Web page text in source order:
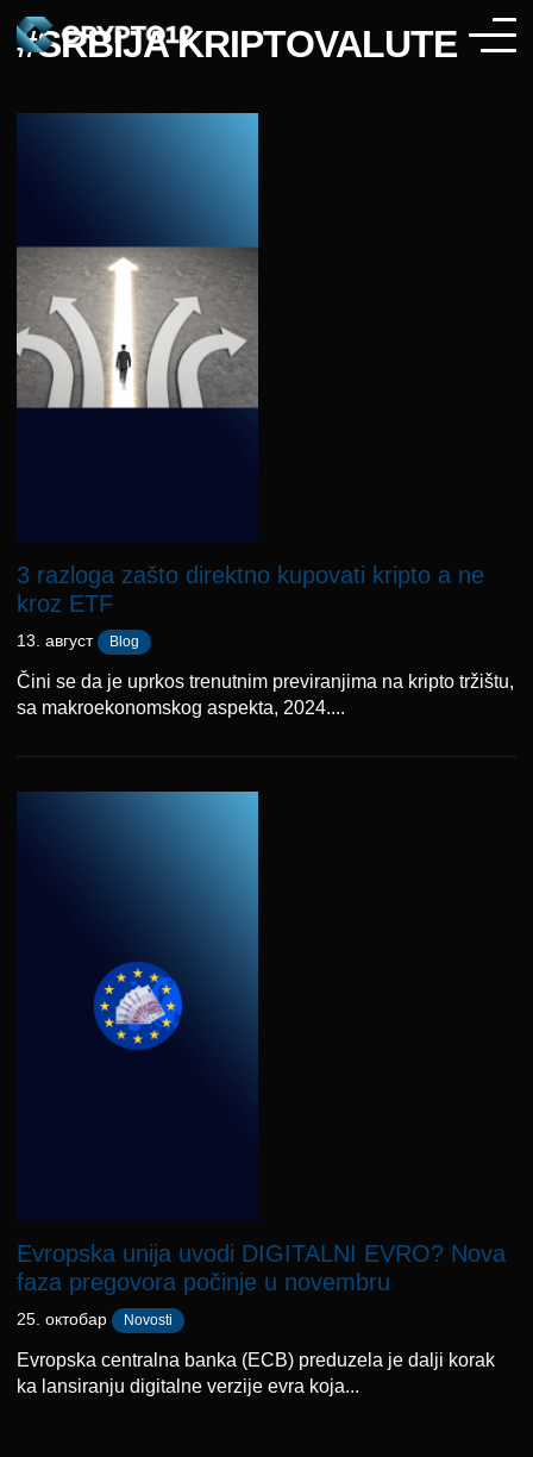
#SRBIJA KRIPTOVALUTE
3 razloga zašto direktno kupovati kripto a ne
kroz ETF
13. август Blog
Čini se da je uprkos trenutnim previranjima na kripto tržištu,
sa makroekonomskog aspekta, 2024....
Evropska unija uvodi DIGITALNI EVRO? Nova
faza pregovora počinje u novembru
25. октобар Novosti
Evropska centralna banka (ECB) preduzela je dalji korak
ka lansiranju digitalne verzije evra koja...